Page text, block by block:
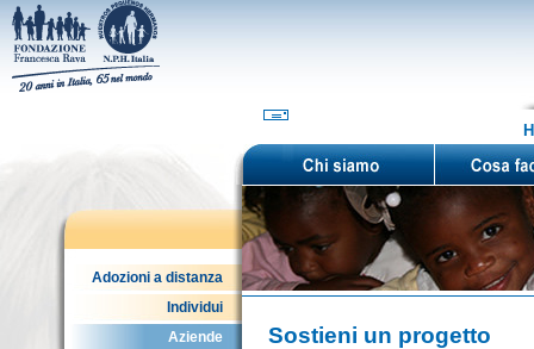
Adozioni a distanza
Individui
Aziende
Sostieni un progetto